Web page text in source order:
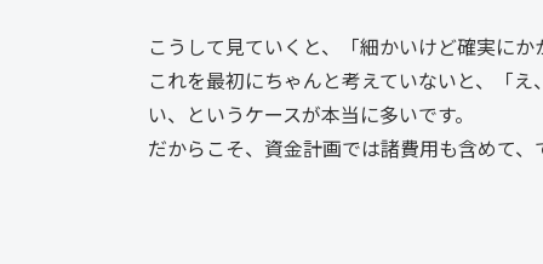
こうして見ていくと、「細かいけど確実に
これを最初にちゃんと考えていないと、「
い、というケースが本当に多いです。
だからこそ、資金計画では諸費用も含めて